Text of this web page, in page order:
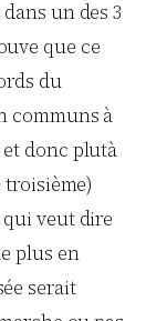
un des 3
que ce
du
communs à
et donc plutà
troisième)
veut dire
plus en
serait